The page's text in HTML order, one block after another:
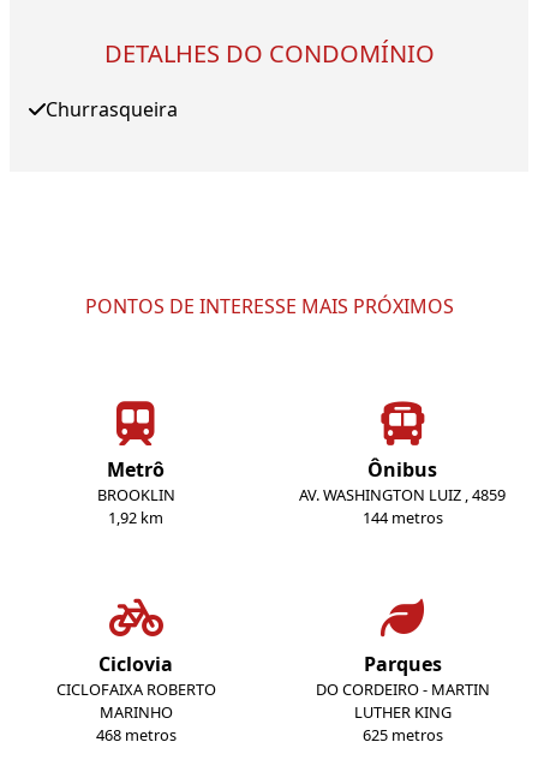
DETALHES DO CONDOMÍNIO
Churrasqueira
PONTOS DE INTERESSE MAIS PRÓXIMOS
Metrô
BROOKLIN
1,92 km
Ônibus
AV. WASHINGTON LUIZ , 4859
144 metros
Ciclovia
CICLOFAIXA ROBERTO
MARINHO
468 metros
Parques
DO CORDEIRO - MARTIN
LUTHER KING
625 metros